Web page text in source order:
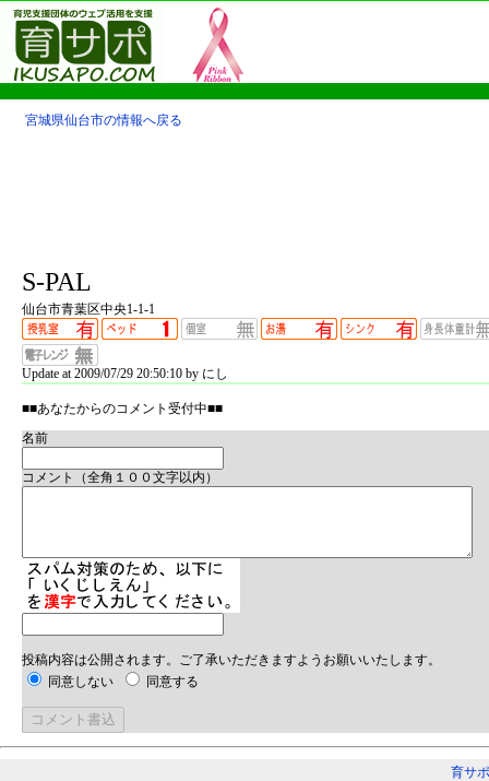
宮城県仙台市の情報へ戻る
S-PAL
仙台市青葉区中央1-1-1
Update at 2009/07/29 20:50:10 by にし
■■あなたからのコメント受付中■■
名前
コメント（全角１００文字以内）
投稿内容は公開されます。ご了承いただきますようお願いいたします。
同意しない
同意する
育サ